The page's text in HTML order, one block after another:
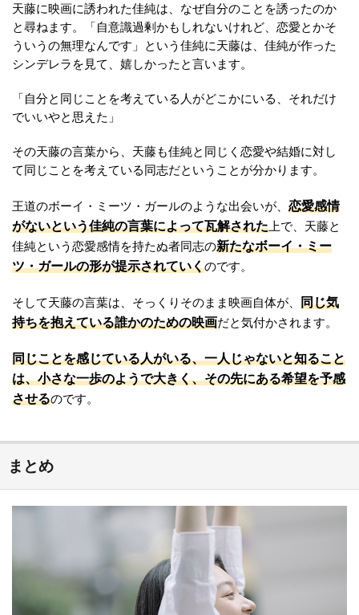
天藤に映画に誘われた佳純は、なぜ自分のことを誘ったのか
と尋ねます。「自意識過剰かもしれないけれど、恋愛とかそ
ういうの無理なんです」という佳純に天藤は、佳純が作った
シンデレラを見て、嬉しかったと言います。
「自分と同じことを考えている人がどこかにいる、それだけ
でいいやと思えた」
その天藤の言葉から、天藤も佳純と同じく恋愛や結婚に対し
て同じことを考えている同志だということが分かります。
王道のボーイ・ミーツ・ガールのような出会いが、 恋愛感情
がないという佳純の言葉によって瓦解された 上で、天藤と
佳純という恋愛感情を持たぬ者同志の新たなボーイ・ミー
ツ・ガールの形が提示されていくのです。
そして天藤の言葉は、そっくりそのまま映画自体が、 同じ気
持ちを抱えている誰かのための映画だと気付かされます。
同じことを感じている人がいる、一人じゃないと知ること
は、小さな一歩のようで大きく、その先にある希望を予感
させるのです。
まとめ